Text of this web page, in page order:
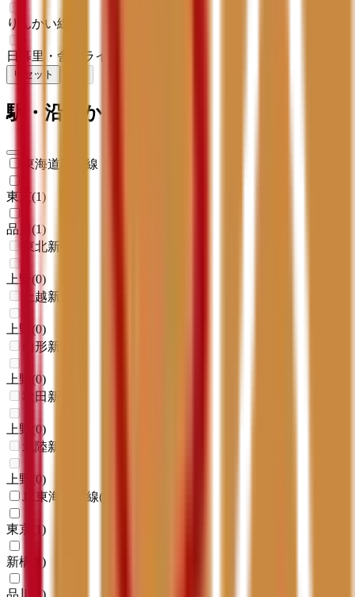
りんかい線
日暮里・舎人ライナー
リセット
駅・沿線からさがす
東海道新幹線
東京(1)
品川 (1)
東北新幹線
上野 (0)
上越新幹線
上野 (0)
山形新幹線
上野 (0)
秋田新幹線
上野 (0)
北陸新幹線
上野 (0)
JR東海道本線(東京～熱海)
東京 )
新橋 )